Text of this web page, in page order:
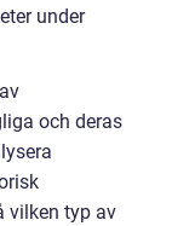
under
och deras
vilken typ av